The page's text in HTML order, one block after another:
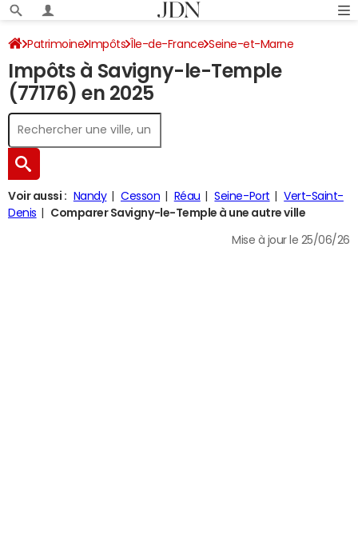
Patrimoine Impôts Île-de-France Seine-et-Marne
Savigny-le-Temple Impôt sur le revenu
Impôts à Savigny-le-Temple
(77176) en 2025
Voir aussi : Nandy Cesson Réau Seine-Port
Vert-Saint-
Denis
Comparer Savigny-le-Temple à une autre ville
Mise à jour le 25/06/26